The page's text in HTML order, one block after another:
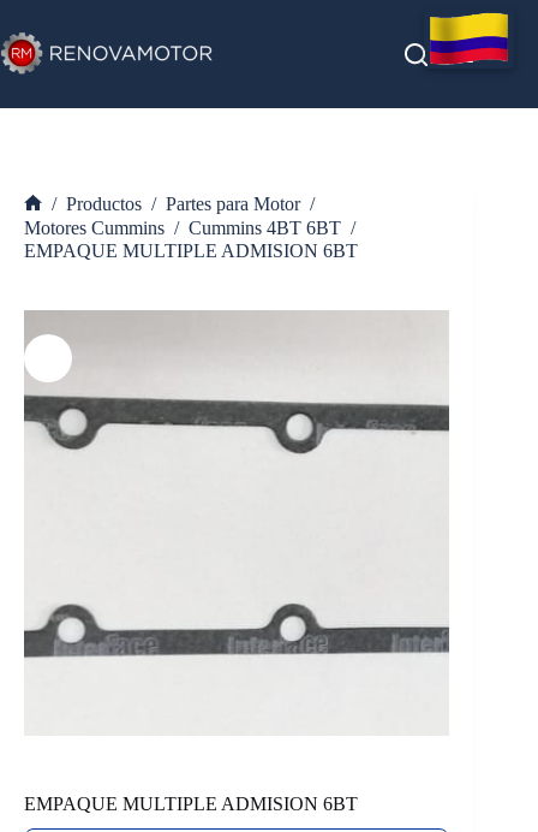
al
contenido
Inicio
/ Productos / Partes para Motor /
Motores Cummins / Cummins 4BT 6BT /
EMPAQUE MULTIPLE ADMISION 6BT
EMPAQUE MULTIPLE ADMISION 6BT